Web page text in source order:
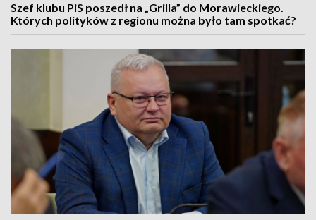
Szef klubu PiS poszedł na „Grilla” do Morawieckiego.
Których polityków z regionu można było tam spotkać?